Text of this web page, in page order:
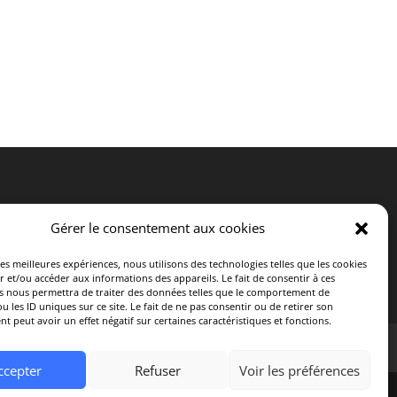
Gérer le consentement aux cookies
meilleures expériences, nous utilisons des technologies telles que les cookies
et/ou accéder aux informations des appareils. Le fait de consentir à ces
nous permettra de traiter des données telles que le comportement de
les ID uniques sur ce site. Le fait de ne pas consentir ou de retirer son
peut avoir un effet négatif sur certaines caractéristiques et fonctions.
Refuser Voir les préférences
Politique de confidentialité
de non responsabilité